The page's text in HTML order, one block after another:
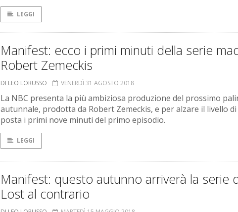
LEGGI
Manifest: ecco i primi minuti della serie
Robert Zemeckis
DI LEO LORUSSO VENERDÌ 31 AGOSTO 2018
La NBC presenta la più ambiziosa produzione del prossimo
autunnale, prodotta da Robert Zemeckis, e per alzare il livello
posta i primi nove minuti del primo episodio.
LEGGI
Manifest: questo autunno arriverà la serie
Lost al contrario